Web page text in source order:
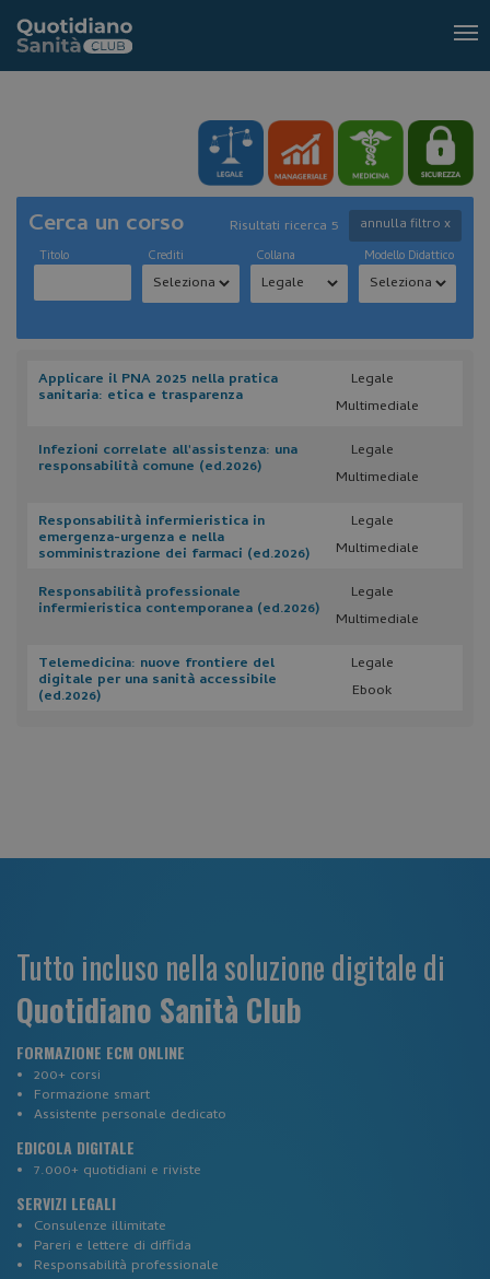
Cerca un corso annulla filtro x
Risultati ricerca 5
Titolo Crediti Collana Modello Didattico
Applicare il PNA 2025 nella pratica
sanitaria: etica e trasparenza
Legale
Multimediale
Infezioni correlate all'assistenza: una
responsabilità comune (ed.2026)
Legale
Multimediale
Responsabilità infermieristica in
emergenza-urgenza e nella
somministrazione dei farmaci (ed.2026)
Legale
Multimediale
Responsabilità professionale
infermieristica contemporanea (ed.2026)
Legale
Multimediale
Telemedicina: nuove frontiere del
digitale per una sanità accessibile
(ed.2026)
Legale
Ebook
Tutto incluso nella soluzione digitale di
Quotidiano Sanità Club
FORMAZIONE ECM ONLINE
200+ corsi
Formazione smart
Assistente personale dedicato
EDICOLA DIGITALE
7.000+ quotidiani e riviste
SERVIZI LEGALI
Consulenze illimitate
Pareri e lettere di diffida
Responsabilità professionale